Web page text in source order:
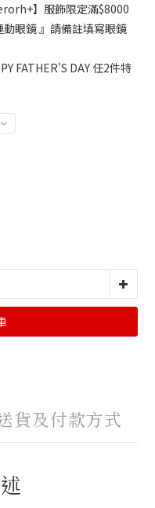
】服飾限定滿$8000
眼鏡 』請備註填寫眼鏡
FATHER'S DAY 任2件特
貨及付款方式